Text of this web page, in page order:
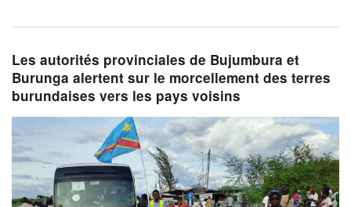
Les autorités provinciales de Bujumbura et
Burunga alertent sur le morcellement des terres
burundaises vers les pays voisins